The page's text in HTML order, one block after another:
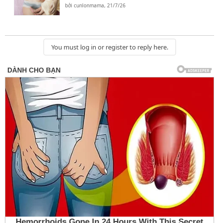
bởicunlonmama, 21/7/26
You must log in or register to reply here.